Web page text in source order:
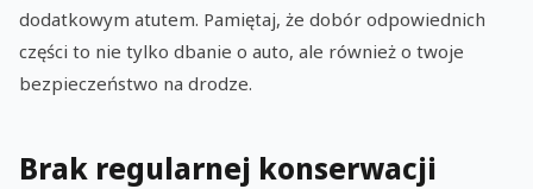
dodatkowym atutem. Pamiętaj, że dobór odpowiednich
części to nie tylko dbanie o auto, ale również o twoje
bezpieczeństwo na drodze.
Brak regularnej konserwacji